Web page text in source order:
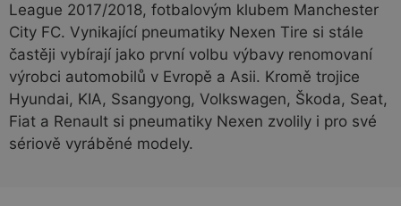
League 2017/2018, fotbalovým klubem Manchester
City FC. Vynikající pneumatiky Nexen Tire si stále
častěji vybírají jako první volbu výbavy renomovaní
výrobci automobilů v Evropě a Asii. Kromě trojice
Hyundai, KIA, Ssangyong, Volkswagen, Škoda, Seat,
Fiat a Renault si pneumatiky Nexen zvolily i pro své
sériově vyráběné modely.